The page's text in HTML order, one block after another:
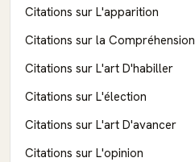
Citations sur L'apparition
Citations sur la Compréhension
Citations sur L'art D'habiller
Citations sur L'élection
Citations sur L'art D'avancer
Citations sur L'opinion